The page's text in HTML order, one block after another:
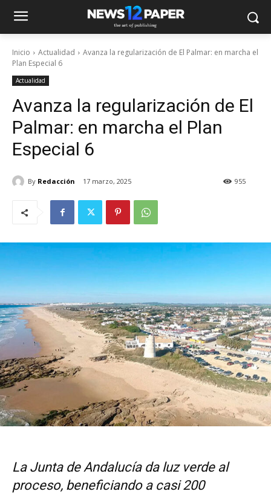
Inicio Actualidad
Avanza la regularización de El Palmar: en marcha el
Plan Especial 6
Actualidad
Avanza la regularización de El
Palmar: en marcha el Plan
Especial 6
By Redacción 17 marzo, 2025 955
La Junta de Andalucía da luz verde al
proceso, beneficiando a casi 200